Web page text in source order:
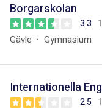
Borgarskolan
3.3
Gävle Gymnasium
Internationella
2.5